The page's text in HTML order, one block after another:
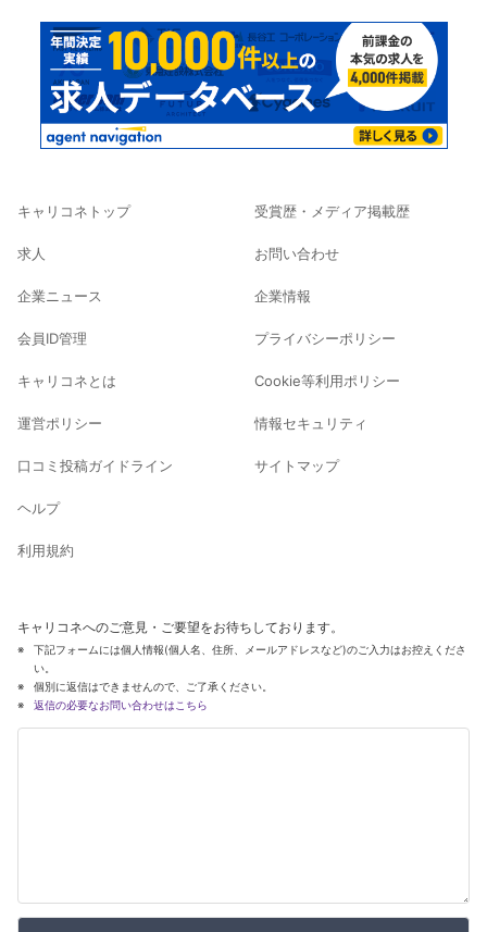
キャリコネトップ
求人
企業ニュース
会員ID管理
キャリコネとは
運営ポリシー
口コミ投稿ガイドライン
ヘルプ
利用規約
受賞歴・メディア掲載歴
お問い合わせ
企業情報
プライバシーポリシー
Cookie等利用ポリシー
情報セキュリティ
サイトマップ
キャリコネへのご意見・ご要望をお待ちしております。
下記フォームには個人情報(個人名、住所、メールアドレスなど)のご入力はお控えくださ
い。
個別に返信はできませんので、ご了承ください。
返信の必要なお問い合わせはこちら